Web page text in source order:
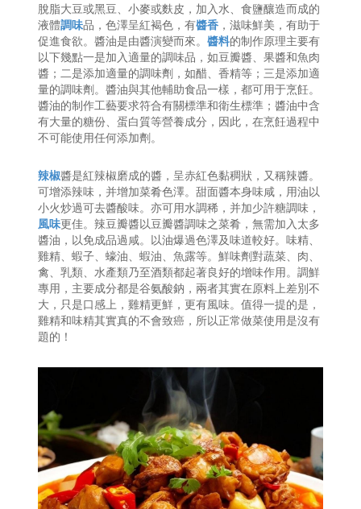
脫脂大豆或黑豆、小麥或麩皮，加入水、食鹽釀造而成的
液體調味品，色澤呈紅褐色，有醬香 ，滋味鮮美，有助于
促進食欲。醬油是由醬演變而來。醬料的制作原理主要有
以下幾點一是加入適量的調味品，如豆瓣醬、果醬和魚肉
醬；二是添加適量的調味劑，如醋、香精等；三是添加適
量的調味劑。醬油與其他輔助食品一樣，都可用于烹飪。
醬油的制作工藝要求符合有關標準和衛生標準；醬油中含
有大量的糖份、蛋白質等營養成分，因此，在烹飪過程中
不可能使用任何添加劑。
辣椒醬是紅辣椒磨成的醬，呈赤紅色黏稠狀，又稱辣醬。
可增添辣味，并增加菜肴色澤。甜面醬本身味咸，用油以
小火炒過可去醬酸味。亦可用水調稀，并加少許糖調味，
風味更佳。辣豆瓣醬以豆瓣醬調味之菜肴，無需加入太多
醬油，以免成品過咸。以油爆過色澤及味道較好。味精、
雞精、蝦子、蠔油、蝦油、魚露等。鮮味劑對蔬菜、肉、
禽、乳類、水產類乃至酒類都起著良好的增味作用。調鮮
專用，主要成分都是谷氨酸鈉，兩者其實在原料上差別不
大，只是口感上，雞精更鮮，更有風味。值得一提的是，
雞精和味精其實真的不會致癌，所以正常做菜使用是沒有
題的！